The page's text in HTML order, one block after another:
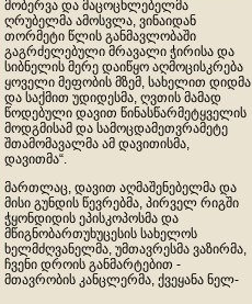
მობერვა და მაცოცხლებელმა
ღრუბელმა ამოსვლა, ვინაიდან
თორმეტი წლის განმავლობაში
გაგრძელებული მრავალი ჭირისა და
სიბნელის მერე დაიწყო აღმოცისკრება
ყოველი მეფობის მზემ, სახელით დიდმა
და საქმით უდიდესმა, ღვთის მამად
წოდებული დავით წინასწარმეტყველის
მოდგმისამ და სამოცდამეთვრამეტე
შთამომავალმა ამ დავითისმა,
დავითმა“.
მართლაც, დავით აღმაშენებელმა და
მისი გუნდის წევრებმა, პირველ რიგში
ჭყონდიდის ეპისკოპოსმა და
მწიგნობართუხუცესის სახელოს
ხელმძღვანელმა, უმთავრესმა ვაზირმა,
ჩვენი დროის განმარტებით -
მთავრობის კანცლერმა, ქვეყანა ნელ-